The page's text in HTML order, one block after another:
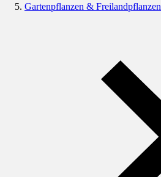
Gartenpflanzen & Freilandpflanzen